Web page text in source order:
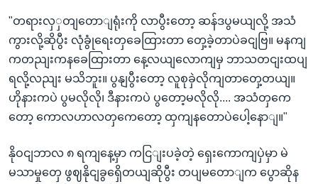
"တရားလှှတျတောျရုံးကို လာပွီးတော့ ဆန်ဒပွမယျလို့ အသံ
ကွားလို့ဆိုပွီး လုံခွုံရေးတှခေထြားတာ တှေ့ခဲ့တာပဲခငျဗြ။ မနကျ
ကတညျးကနခေထြားတာ နေ့လယျလောကျမှ ဘာသတငျးထပျ
ရလို့လညျး မသိဘူး။ ပွနျပွီးတော့ လူစုခှဲလိုကျတာတှေ့တယျ။
ဟိုနားကပဲ ပွမလိုလို၊ ဒီနားကပဲ ပွတော့မလိုလို.... အသံတှကေ
တော့ ကောလဟာလတှကေတော့ ထှကျနတောပဲပေါ့နောျ။"
နိုဝငျဘာလ ၈ ရကျနေ့မှာ ကငြျးပခဲ့တဲ့ ရှေးကောကျပှဲမှာ မဲ
မသာမှုတှေ ဖွဈနိုငျခွရှေိတယျဆိုပွီး တပျမတောျက ပွောဆိုန